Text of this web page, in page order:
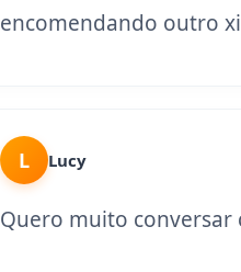
encomendando outro
L Lucy
Quero muito conversar